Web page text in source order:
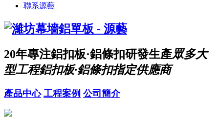
聯系源藝
20年專注鋁扣板·鋁條扣研發生產眾多大
型工程鋁扣板·鋁條扣指定供應商
產品中心 工程案例 公司簡介